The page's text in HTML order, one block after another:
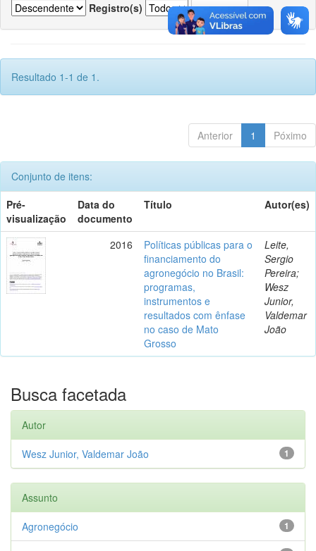
Registro(s)
Resultado 1-1 de 1.
Anterior 1 Póximo
Conjunto de itens:
Pré-
visualização
Data do
documento
Título Autor(es)
2016
Políticas públicas para o
financiamento do
agronegócio no Brasil:
programas,
instrumentos e
resultados com ênfase
no caso de Mato
Grosso
Leite,
Sergio
Pereira;
Wesz
Junior,
Valdemar
João
Busca facetada
Autor
1
Wesz Junior, Valdemar João
Assunto
1
Agronegócio